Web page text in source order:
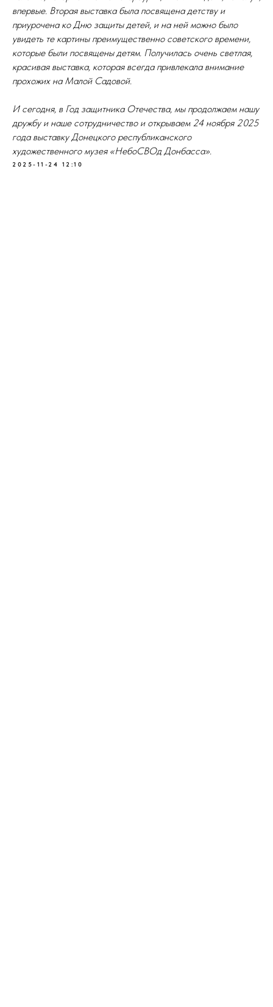
впервые. Вторая выставка была посвящена детству и
приурочена ко Дню защиты детей, и на ней можно было
увидеть те картины преимущественно советского времени,
которые были посвящены детям. Получилась очень светлая,
красивая выставка, которая всегда привлекала внимание
прохожих на Малой Садовой.
И сегодня, в Год защитника Отечества, мы продолжаем нашу
дружбу и наше сотрудничество и открываем 24 ноября 2025
года выставку Донецкого республиканского
художественного музея «НебоСВОд Донбасса».
2025-11-24 12:10